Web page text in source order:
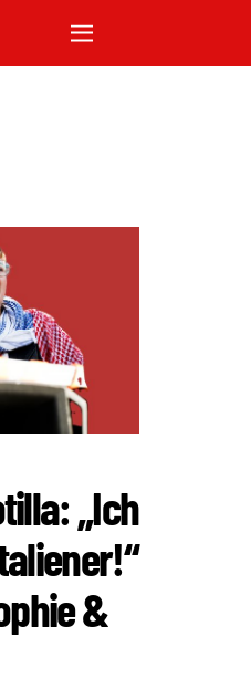
„Ich
&